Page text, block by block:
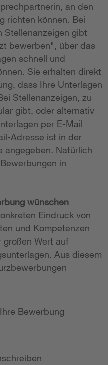
an den
richten können. Bei
Stellenanzeigen gibt
bewerben", über das
schnell und
Sie erhalten direkt
dass Ihre Unterlagen
Stellenanzeigen, zu
gibt, oder alternativ
per E-Mail
Adresse ist in der
angegeben. Natürlich
in
wünschen
Eindruck von
und Kompetenzen
großen Wert auf
Aus diesem
Bewerbung